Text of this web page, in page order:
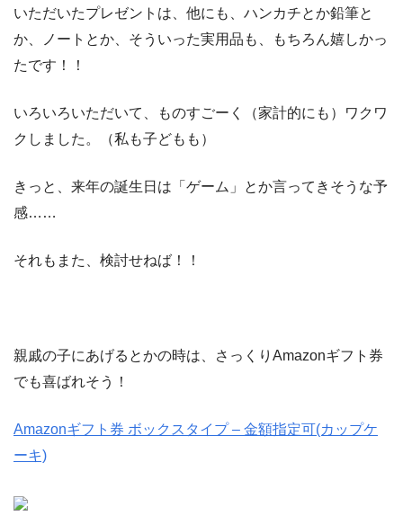
いただいたプレゼントは、他にも、ハンカチとか鉛筆と
か、ノートとか、そういった実用品も、もちろん嬉しかっ
たです！！
いろいろいただいて、ものすごーく（家計的にも）ワクワ
クしました。（私も子どもも）
きっと、来年の誕生日は「ゲーム」とか言ってきそうな予
感……
それもまた、検討せねば！！
親戚の子にあげるとかの時は、さっくりAmazonギフト券
でも喜ばれそう！
Amazonギフト券 ボックスタイプ – 金額指定可(カップケ
ーキ)